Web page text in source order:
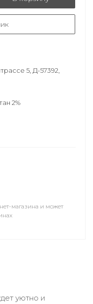
5, Д-57392,
2%
магазина и может
уютно и